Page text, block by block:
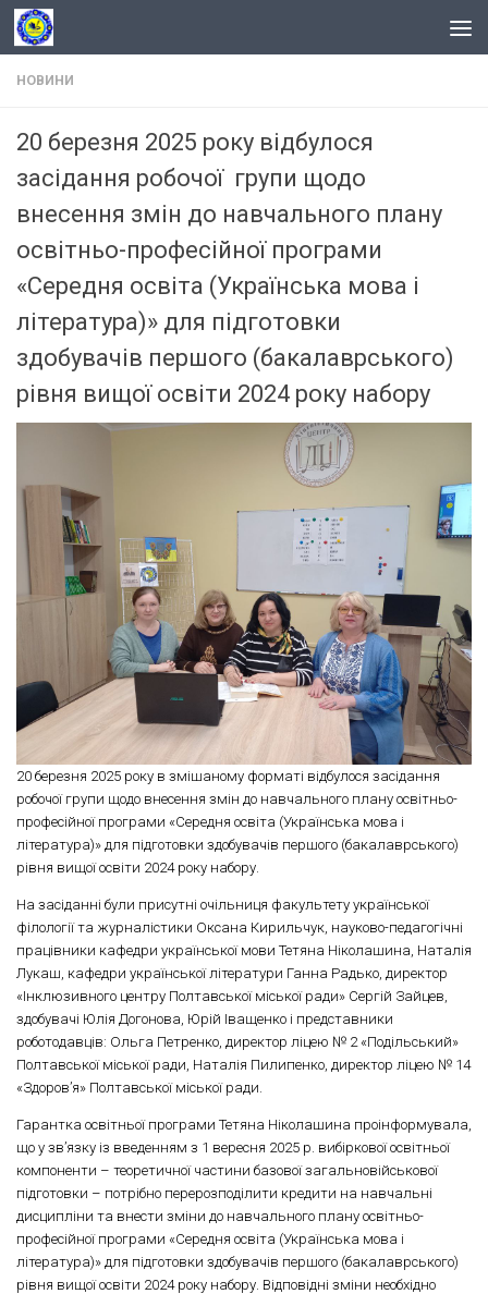
Skip to content
НОВИНИ
20 березня 2025 року відбулося
засідання робочої групи щодо
внесення змін до навчального плану
освітньо-професійної програми
«Середня освіта (Українська мова і
література)» для підготовки
здобувачів першого (бакалаврського)
рівня вищої освіти 2024 року набору
20 березня 2025 року в змішаному форматі відбулося засідання
робочої групи щодо внесення змін до навчального плану освітньо-
професійної програми «Середня освіта (Українська мова і
література)» для підготовки здобувачів першого (бакалаврського)
рівня вищої освіти 2024 року набору.
На засіданні були присутні очільниця факультету української
філології та журналістики Оксана Кирильчук, науково-педагогічні
працівники кафедри української мови Тетяна Ніколашина, Наталія
Лукаш, кафедри української літератури Ганна Радько, директор
«Інклюзивного центру Полтавської міської ради» Сергій Зайцев,
здобувачі Юлія Догонова, Юрій Іващенко і представники
роботодавців: Ольга Петренко, директор ліцею № 2 «Подільський»
Полтавської міської ради, Наталія Пилипенко, директор ліцею № 14
«Здоров’я» Полтавської міської ради.
Гарантка освітньої програми Тетяна Ніколашина проінформувала,
що у зв’язку із введенням з 1 вересня 2025 р. вибіркової освітньої
компоненти – теоретичної частини базової загальновійськової
підготовки – потрібно перерозподілити кредити на навчальні
дисципліни та внести зміни до навчального плану освітньо-
професійної програми «Середня освіта (Українська мова і
література)» для підготовки здобувачів першого (бакалаврського)
рівня вищої освіти 2024 року набору. Відповідні зміни необхідно